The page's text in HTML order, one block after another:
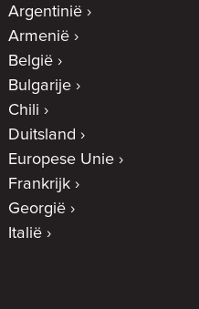
Argentinië
Armenië
België
Bulgarije
Chili
Duitsland
Europese Unie
Frankrijk
Georgië
Italië